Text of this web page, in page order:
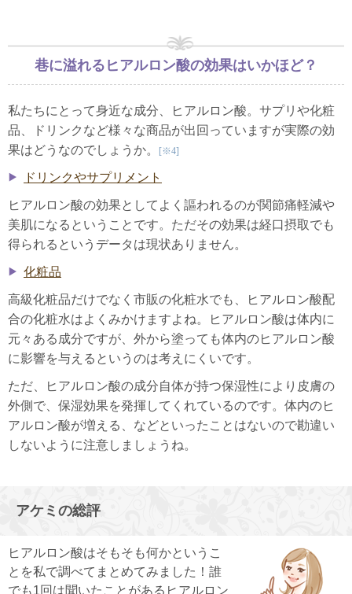
巷に溢れるヒアルロン酸の効果はいかほど？
私たちにとって身近な成分、ヒアルロン酸。サプリや化粧
品、ドリンクなど様々な商品が出回っていますが実際の効
果はどうなのでしょうか。
[※4]
ドリンクやサプリメント
ヒアルロン酸の効果としてよく謳われるのが関節痛軽減や
美肌になるということです。ただその効果は経口摂取でも
得られるというデータは現状ありません。
化粧品
高級化粧品だけでなく市販の化粧水でも、ヒアルロン酸配
合の化粧水はよくみかけますよね。ヒアルロン酸は体内に
元々ある成分ですが、外から塗っても体内のヒアルロン酸
に影響を与えるというのは考えにくいです。
ただ、ヒアルロン酸の成分自体が持つ保湿性により皮膚の
外側で、保湿効果を発揮してくれているのです。体内のヒ
アルロン酸が増える、などといったことはないので勘違い
しないように注意しましょうね。
アケミの総評
ヒアルロン酸はそもそも何かというこ
とを私で調べてまとめてみました！誰
でも1回は聞いたことがあるヒアルロン